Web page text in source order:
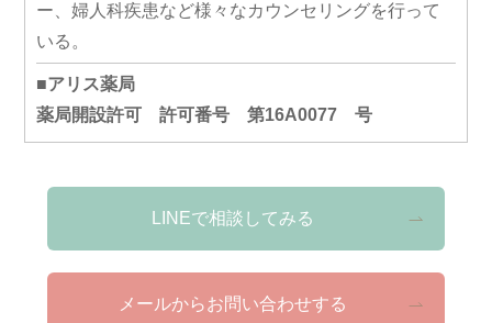
ー、婦人科疾患など様々なカウンセリングを行って
いる。
■アリス薬局
薬局開設許可 許可番号 第16A0077 号
LINEで相談してみる
メールからお問い合わせする